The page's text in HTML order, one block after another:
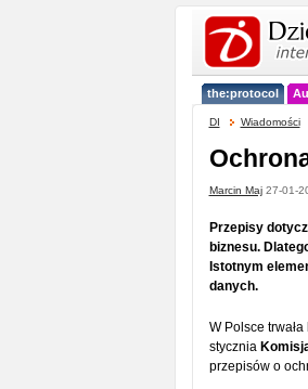
the:protocol
DI Wiadomości
Marcin Maj27-01-
Przepisy
biznesu.
Istotnym
danych.
W Polsce
stycznia
przepisów o